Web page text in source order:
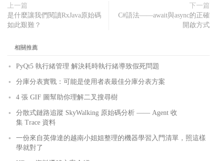
上一篇
是什麼讓我們閱讀RxJava原始碼
如此艱難？
下一篇
C#語法——await與async的正確
開啟方式
相關推薦
PyQt5 執行緒管理 解決耗時執行緒導致假死問題
分庫分表實戰：可能是使用者表最佳分庫分表方案
4 張 GIF 圖幫助你理解二叉搜尋樹
分散式鏈路追蹤 SkyWalking 原始碼分析 —— Agent 收
集 Trace 資料
一份來自英偉達的越南小姐姐整理的機器學習入門清單，照這樣
學就對了